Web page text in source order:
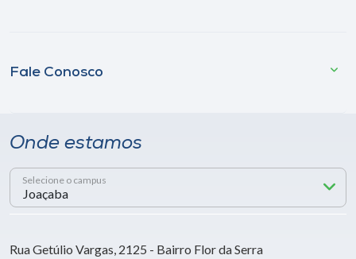
Fale Conosco
Onde estamos
Selecione o campus
Rua Getúlio Vargas, 2125 - Bairro Flor da Serra